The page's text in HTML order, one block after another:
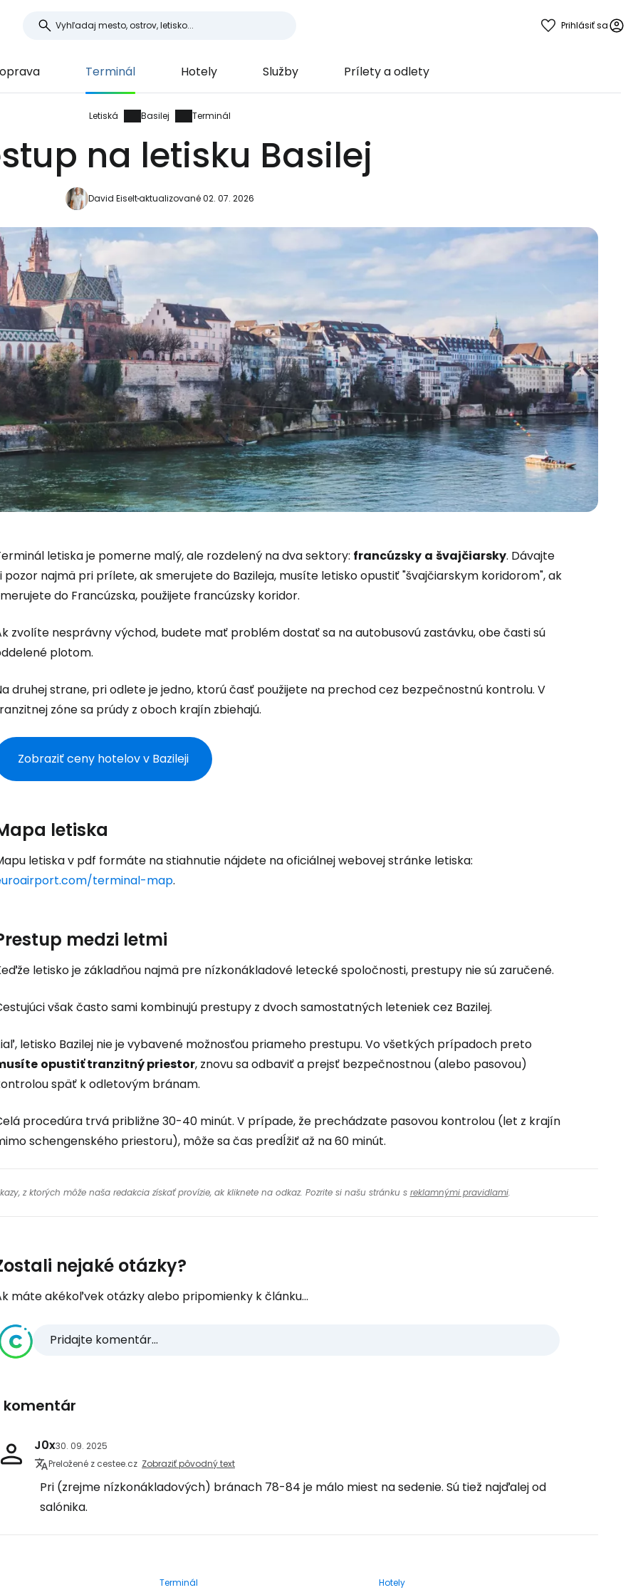
Prihlásiť sa
Terminál Hotely Služby Prílety a odlety
Letiská Basilej Terminál
na letisku Basilej
David Eiseltaktualizované 02. 07. 2026
letiska je pomerne malý, ale rozdelený na dva sektory: francúzsky a švajčiarsky. Dávajte
pozor najmä pri prílete, ak smerujete do Bazileja, musíte letisko opustiť "švajčiarskym koridorom", ak
do Francúzska, použijete francúzsky koridor.
zvolíte nesprávny východ, budete mať problém dostať sa na autobusovú zastávku, obe časti sú
plotom.
druhej strane, pri odlete je jedno, ktorú časť použijete na prechod cez bezpečnostnú kontrolu. V
zóne sa prúdy z oboch krajín zbiehajú.
Zobraziť ceny hotelov v Bazileji
letiska
letiska v pdf formáte na stiahnutie nájdete na oficiálnej webovej stránke letiska:
terminal-map.
medzi letmi
letisko je základňou najmä pre nízkonákladové letecké spoločnosti, prestupy nie sú zaručené.
však často sami kombinujú prestupy z dvoch samostatných leteniek cez Bazilej.
letisko Bazilej nie je vybavené možnosťou priameho prestupu. Vo všetkých prípadoch preto
opustiť tranzitný priestor, znovu sa odbaviť a prejsť bezpečnostnou (alebo pasovou)
späť k odletovým bránam.
procedúra trvá približne 30-40 minút. V prípade, že prechádzate pasovou kontrolou (let z krajín
schengenského priestoru), môže sa čas predĺžiť až na 60 minút.
z ktorých môže naša redakcia získať provízie, ak kliknete na odkaz. Pozrite si našu stránku s reklamnými pravidlami.
nejaké otázky?
máte akékoľvek otázky alebo pripomienky k článku...
Pridajte komentár...
komentár
J0x30. 09. 2025
Preložené z cestee.cz Zobraziť pôvodný text
Pri (zrejme nízkonákladových) bránach 78-84 je málo miest na sedenie. Sú tiež najďalej od
salónika.
Terminál
Hotely
Prihláste sa do služby
Cestee
... celosvetovej komunity cestovateľov